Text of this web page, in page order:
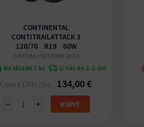
CONTINENTAL
CONTITRAILATTACK 3
120/70 R19 60W
(VÝROBA: OKTÓBER 2025)
Na sklade 1 ks U Vás do 1-2 dní
Cena s DPH /1ks 134,00 €
− + KÚPIŤ